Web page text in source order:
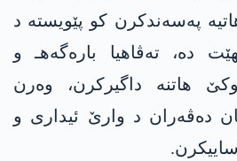
هاتیە پەسەندکرن کو پێویسته‌ د
بهێت دە، تەڤاهیا بارەگەهـ و
هاتنە داگیرکرن، وەرن
دەڤەران د وارێ ئیداری و